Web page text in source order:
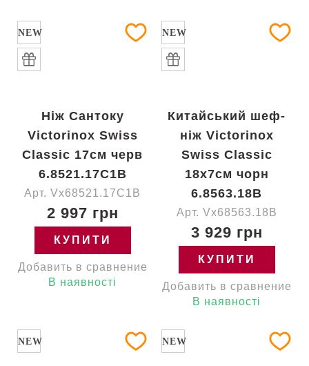
NEW
Ніж Сантоку
Victorinox Swiss
Classic 17см черв
6.8521.17C1B
Арт. Vx68521.17C1B
2 997 грн
КУПИТИ
Добавить в сравнение
В наявності
NEW
Китайський шеф-
ніж Victorinox
Swiss Classic
18x7см чорн
6.8563.18B
Арт. Vx68563.18B
3 929 грн
КУПИТИ
Добавить в сравнение
В наявності
NEW NEW